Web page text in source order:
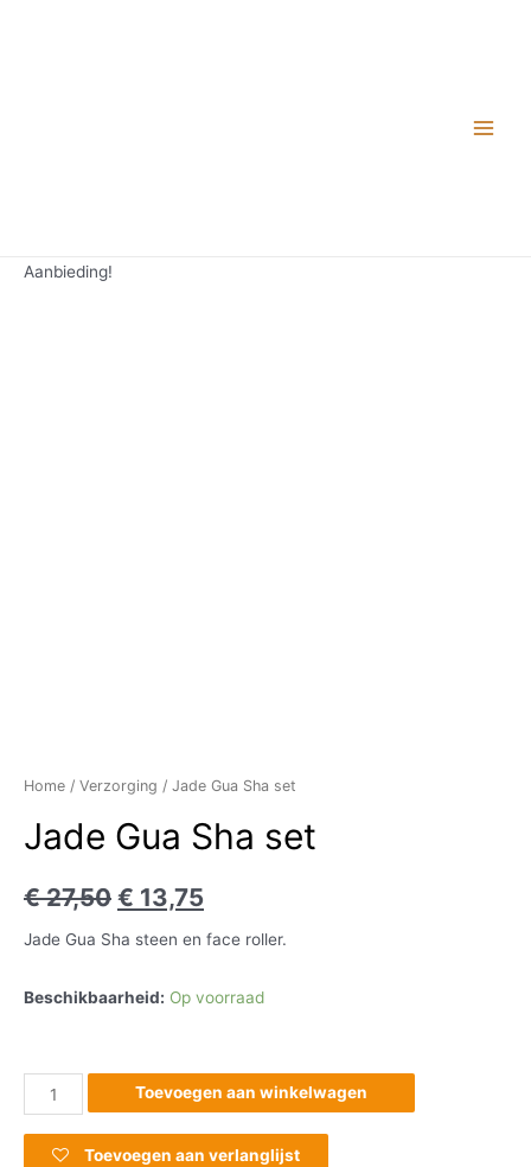
Aanbieding!
Home / Verzorging / Jade Gua Sha set
Jade Gua Sha set
€27,50 € 13,75
Jade Gua Sha steen en face roller.
Beschikbaarheid: Op voorraad
Toevoegen aan winkelwagen
Toevoegen aan verlanglijst